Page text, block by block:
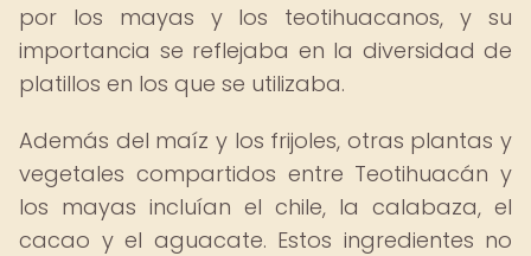
por los mayas y los teotihuacanos, y su
importancia se reflejaba en la diversidad de
platillos en los que se utilizaba.
Además del maíz y los frijoles, otras plantas y
vegetales compartidos entre Teotihuacán y
los mayas incluían el chile, la calabaza, el
cacao y el aguacate. Estos ingredientes no